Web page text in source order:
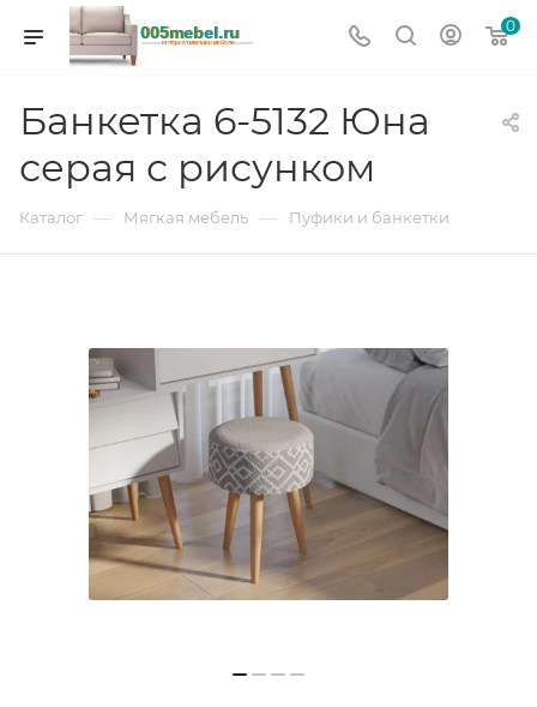
0
Банкетка 6-5132 Юна
серая с рисунком
Каталог — Мягкая мебель — Пуфики и банкетки